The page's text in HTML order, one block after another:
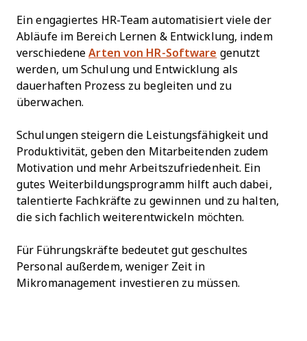
Ein engagiertes HR-Team automatisiert viele der
Abläufe im Bereich Lernen & Entwicklung, indem
verschiedeneArten von HR-Software genutzt
werden, um Schulung und Entwicklung als
dauerhaften Prozess zu begleiten und zu
überwachen.
Schulungen steigern die Leistungsfähigkeit und
Produktivität, geben den Mitarbeitenden zudem
Motivation und mehr Arbeitszufriedenheit. Ein
gutes Weiterbildungsprogramm hilft auch dabei,
talentierte Fachkräfte zu gewinnen und zu halten,
die sich fachlich weiterentwickeln möchten.
Für Führungskräfte bedeutet gut geschultes
Personal außerdem, weniger Zeit in
Mikromanagement investieren zu müssen.